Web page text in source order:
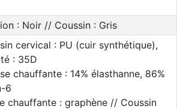
: Noir // Coussin : Gris
cervical : PU (cuir synthétique),
: 35D
chauffante : 14% élasthanne, 86%
6
chauffante : graphène // Coussin